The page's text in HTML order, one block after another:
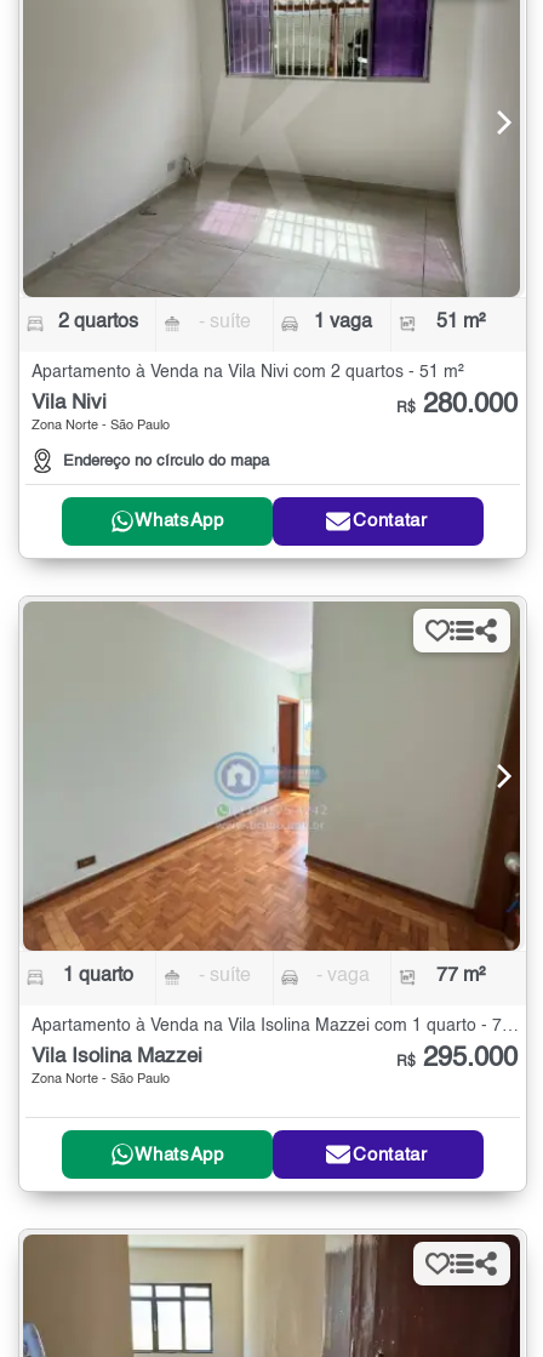
2 quartos - suíte 1 vaga 51 m²
Apartamento à Venda na Vila Nivi com 2 quartos - 51 m²
Vila Nivi
Zona Norte - São Paulo
Endereço no círculo do mapa
R$ 280.000
WhatsApp Contatar
1 quarto - suíte - vaga 77 m²
Apartamento à Venda na Vila Isolina Mazzei com 1 quarto - 77 m²
Vila Isolina Mazzei
Zona Norte - São Paulo
R$ 295.000
WhatsApp Contatar